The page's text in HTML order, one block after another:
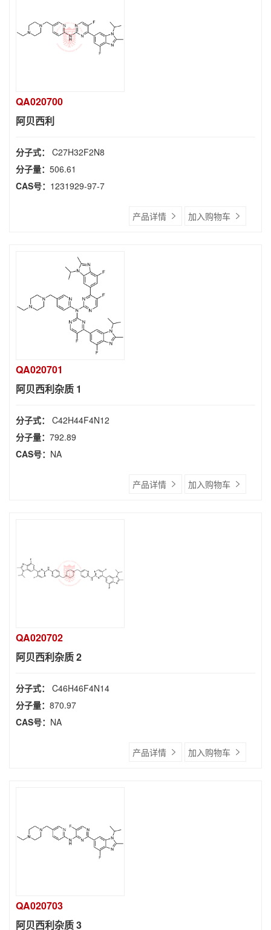
QA020700
阿贝西利
分子式： C27H32F2N8
分子量： 506.61
CAS号： 1231929-97-7
产品详情 加入购物车
QA020701
阿贝西利杂质 1
分子式： C42H44F4N12
分子量： 792.89
CAS号： NA
产品详情 加入购物车
QA020702
阿贝西利杂质 2
分子式： C46H46F4N14
分子量： 870.97
CAS号： NA
产品详情 加入购物车
QA020703
阿贝西利杂质 3